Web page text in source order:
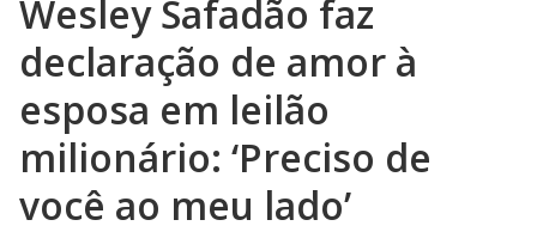
Wesley Safadão faz
declaração de amor à
esposa em leilão
milionário: ‘Preciso de
você ao meu lado’